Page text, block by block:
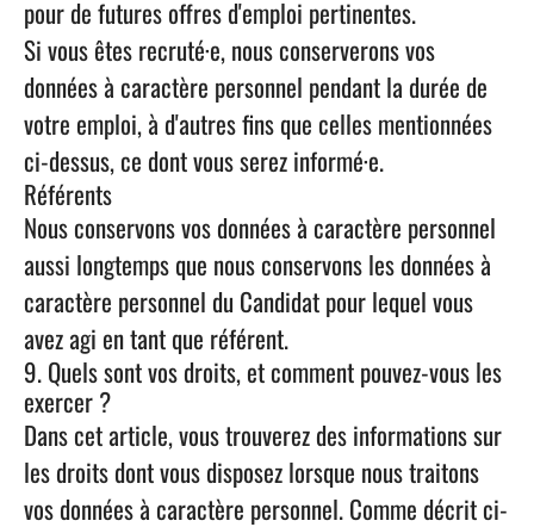
pour de futures offres d'emploi pertinentes.
Si vous êtes recruté·e, nous conserverons vos
données à caractère personnel pendant la durée de
votre emploi, à d'autres fins que celles mentionnées
ci-dessus, ce dont vous serez informé·e.
Référents
Nous conservons vos données à caractère personnel
aussi longtemps que nous conservons les données à
caractère personnel du Candidat pour lequel vous
avez agi en tant que référent.
9. Quels sont vos droits, et comment pouvez-vous les
exercer ?
Dans cet article, vous trouverez des informations sur
les droits dont vous disposez lorsque nous traitons
vos données à caractère personnel. Comme décrit ci-